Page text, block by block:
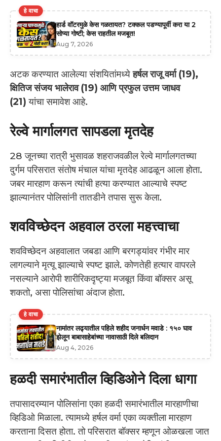
हे वाचा
हार्ड वॉटरमुळे केस गळतायत? टक्कल पडण्यापूर्वी करा या 2
सोप्या गोष्टी; केस राहतील मजबूत!
Aug 7, 2026
अटक करण्यात आलेल्या संशयितांमध्येहर्षल राजू वर्मा (19),
क्षितिज संजय भालेराव (19) आणि प्रफुल उत्तम जाधव
(21) यांचा समावेश आहे.
रेल्वे मार्गालगत सापडला मृतदेह
28 जूनच्या रात्री भुसावळ शहराजवळील रेल्वे मार्गालगतच्या
दुर्गम परिसरात संतोष मंचाल यांचा मृतदेह आढळून आला होता.
जबर मारहाण करून त्यांची हत्या करण्यात आल्याचे स्पष्ट
झाल्यानंतर पोलिसांनी तातडीने तपास सुरू केला.
शवविच्छेदन अहवाल ठरला महत्त्वाचा
शवविच्छेदन अहवालात जबडा आणि बरगड्यांवर गंभीर मार
लागल्याने मृत्यू झाल्याचे स्पष्ट झाले. कोणतेही हत्यार वापरले
नसल्याने आरोपी शारीरिकदृष्ट्या मजबूत किंवा बॉक्सर असू
शकतो, असा पोलिसांचा अंदाज होता.
हे वाचा
नामांतर लढ्यातील पहिले शहीद जनार्धन मवाडे : १५० घाव
झेलून बाबासाहेबांच्या नावासाठी दिले बलिदान
Aug 4, 2026
हळदी समारंभातील व्हिडिओने दिला धागा
तपासादरम्यान पोलिसांना एका हळदी समारंभातील मारहाणीचा
व्हिडिओ मिळाला. त्यामध्ये हर्षल वर्मा एका व्यक्तीला मारहाण
करताना दिसत होता. तो परिसरात बॉक्सर म्हणून ओळखला जात